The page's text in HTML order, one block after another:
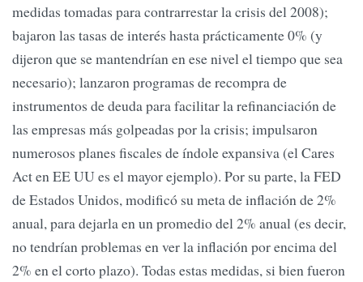
medidas tomadas para contrarrestar la crisis del 2008);
bajaron las tasas de interés hasta prácticamente 0% (y
dijeron que se mantendrían en ese nivel el tiempo que sea
necesario); lanzaron programas de recompra de
instrumentos de deuda para facilitar la refinanciación de
las empresas más golpeadas por la crisis; impulsaron
numerosos planes fiscales de índole expansiva (el Cares
Act en EE UU es el mayor ejemplo). Por su parte, la FED
de Estados Unidos, modificó su meta de inflación de 2%
anual, para dejarla en un promedio del 2% anual (es decir,
no tendrían problemas en ver la inflación por encima del
2% en el corto plazo). Todas estas medidas, si bien fueron